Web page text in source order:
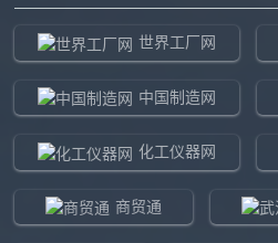
世界工厂网
中国制造网
化工仪器网
商贸通